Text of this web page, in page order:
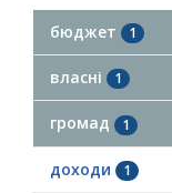
бюджет 1
власні 1
громад 1
доходи 1